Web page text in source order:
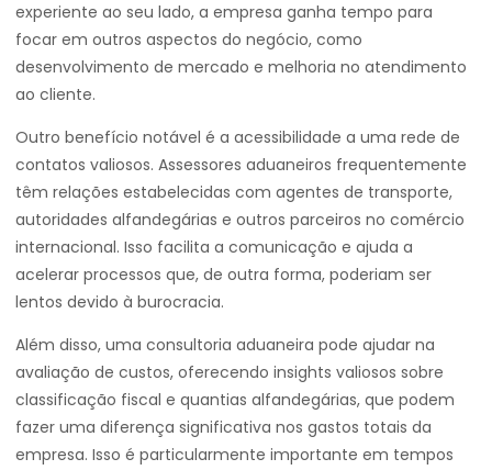
experiente ao seu lado, a empresa ganha tempo para
focar em outros aspectos do negócio, como
desenvolvimento de mercado e melhoria no atendimento
ao cliente.
Outro benefício notável é a acessibilidade a uma rede de
contatos valiosos. Assessores aduaneiros frequentemente
têm relações estabelecidas com agentes de transporte,
autoridades alfandegárias e outros parceiros no comércio
internacional. Isso facilita a comunicação e ajuda a
acelerar processos que, de outra forma, poderiam ser
lentos devido à burocracia.
Além disso, uma consultoria aduaneira pode ajudar na
avaliação de custos, oferecendo insights valiosos sobre
classificação fiscal e quantias alfandegárias, que podem
fazer uma diferença significativa nos gastos totais da
empresa. Isso é particularmente importante em tempos